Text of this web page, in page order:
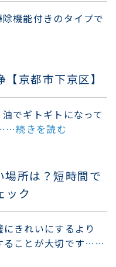
機能付きのタイプで
京都市下京区】
でギトギトになって
続きを読む
場所は？短時間で
ック
きれいにするより
ことが大切です……